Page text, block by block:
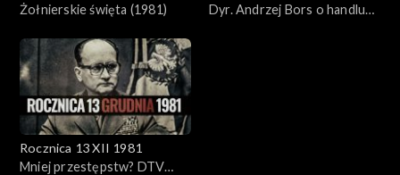
Żołnierskie święta (1981)
Dyr. Andrzej Bors o handlu
Rocznica 13 XII 1981
Mniej przestępstw? DTV